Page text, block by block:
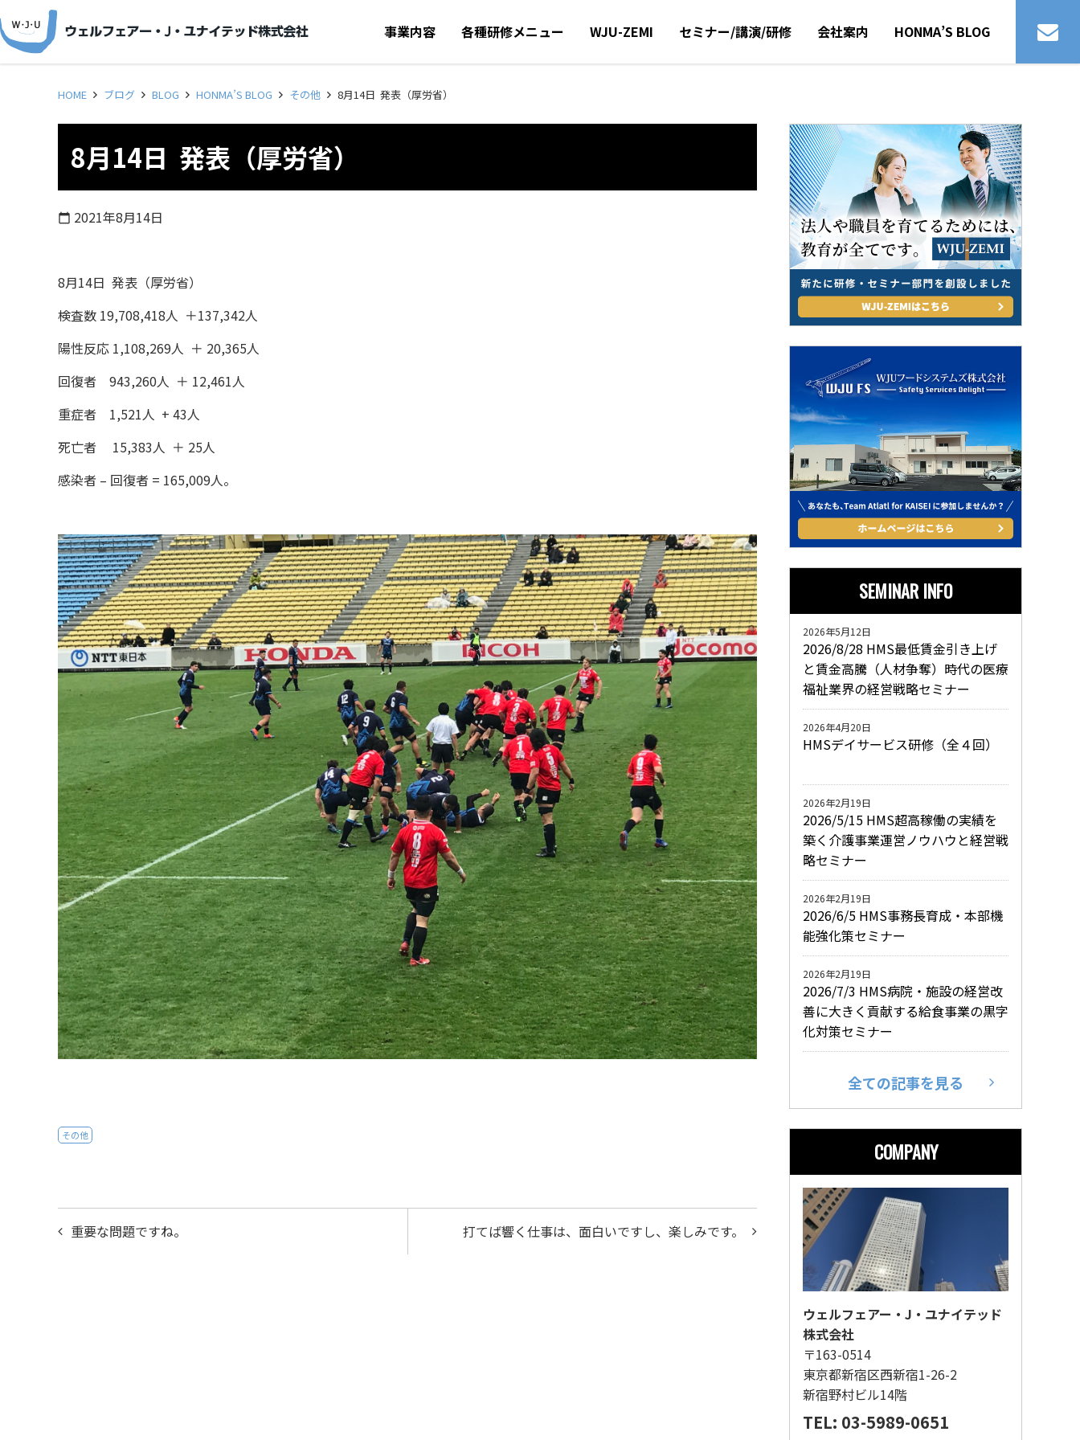
事業内容 各種研修メニュー WJU-ZEMI セミナー/講演/研修 会社案内 HONMA’S BLOG
HOME ブログ BLOG HONMA’S BLOG その他 8月14日 発表（厚労省）
8月14日 発表（厚労省）
calendar_today 2021年8月14日
8月14日 発表（厚労省）
検査数 19,708,418人 ＋137,342人
陽性反応 1,108,269人 ＋ 20,365人
回復者 943,260人 ＋ 12,461人
重症者 1,521人 + 43人
死亡者 15,383人 ＋ 25人
感染者 – 回復者 = 165,009人。
その他
投
打てば響く仕事は、面白いですし、楽しみです。
重要な問題ですね。
SEMINAR INFO
2026/8/28 HMS最低賃金引き上げ
と賃金高騰（人材争奪）時代の医療
福祉業界の経営戦略セミナー
2026年5月12日
HMSデイサービス研修（全４回）
2026年4月20日
2026/5/15 HMS超高稼働の実績を
築く介護事業運営ノウハウと経営戦
略セミナー
2026年2月19日
2026/6/5 HMS事務長育成・本部機
能強化策セミナー
2026年2月19日
2026/7/3 HMS病院・施設の経営改
善に大きく貢献する給食事業の黒字
化対策セミナー
2026年2月19日
全ての記事を見る
COMPANY
ウェルフェアー・J・ユナイテッド
株式会社
〒163-0514
東京都新宿区西新宿1-26-2
新宿野村ビル14階
TEL: 03-5989-0651